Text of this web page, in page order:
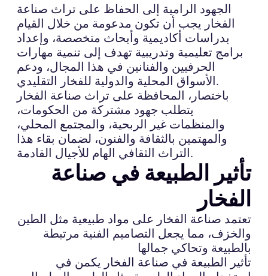
الجهود الرامية إلى الحفاظ على تراث صناعة
الفخار يجب أن تكون مدعومة من خلال القيام
بدراسات أكاديمية وأبحاث متخصصة، وإعداد
برامج تعليمية وتدريبية تهدف إلى تنمية مهارات
الحرفيين والفنانين في هذا المجال، ودعم
الأسواق المحلية والدولية للفخار التقليدي.
باختصار، المحافظة على تراث صناعة الفخار
يتطلب جهود مشتركة من الحكومات،
والمنظمات غير الربحية، والمجتمع المحلي،
والمهتمين بالثقافة والفنون، لضمان بقاء هذا
التراث الثقافي الهام للأجيال القادمة.
تأثير الطبيعة في صناعة
الفخار
تعتمد صناعة الفخار على مواد طبيعية مثل الطين
والخزف، مما يجعل التصاميم الفنية مرتبطة
بالطبيعة وتحاكي جمالها
تأثير الطبيعة في صناعة الفخار يكمن في